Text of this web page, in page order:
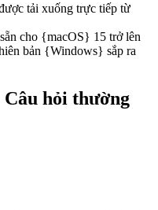
tải xuống trực tiếp từ
cho {macOS} 15 trở lên
bản {Windows} sắp ra
hỏi thường